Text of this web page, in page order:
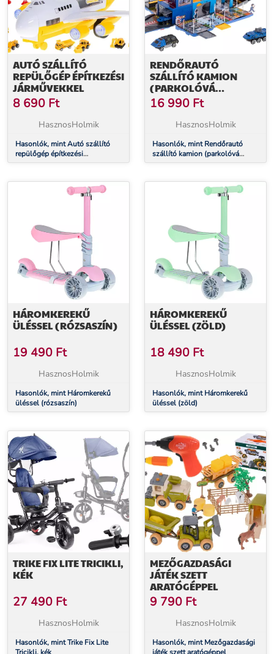
AUTÓ SZÁLLÍTÓ
REPÜLŐGÉP ÉPÍTKEZÉSI
JÁRMŰVEKKEL
8 690 Ft
HasznosHolmik
Hasonlók, mint Autó szállító
repülőgép építkezési
járművekkel
RENDŐRAUTÓ
SZÁLLÍTÓ KAMION
(PARKOLÓVÁ
ALAKÍTHATÓ)
16 990 Ft
HasznosHolmik
Hasonlók, mint Rendőrautó
szállító kamion (parkolóvá
alakítható)
HÁROMKEREKŰ
ÜLÉSSEL (RÓZSASZÍN)
19 490 Ft
HasznosHolmik
Hasonlók, mint Háromkerekű
üléssel (rózsaszín)
HÁROMKEREKŰ
ÜLÉSSEL (ZÖLD)
18 490 Ft
HasznosHolmik
Hasonlók, mint Háromkerekű
üléssel (zöld)
TRIKE FIX LITE TRICIKLI,
KÉK
27 490 Ft
HasznosHolmik
Hasonlók, mint Trike Fix Lite
MEZŐGAZDASÁGI
JÁTÉK SZETT
ARATÓGÉPPEL
9 790 Ft
HasznosHolmik
Hasonlók, mint Mezőgazdasági